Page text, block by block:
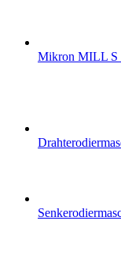
Mikron MILL S